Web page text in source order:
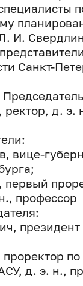
И.
Санкт-
д. э.
вице-
профессор
по
д. э. н.,